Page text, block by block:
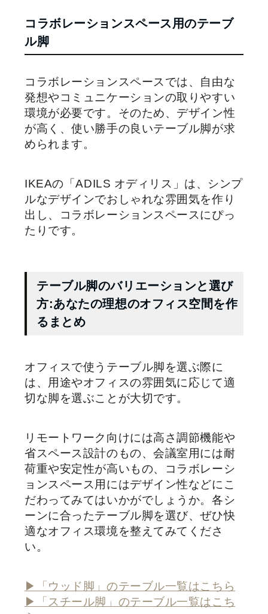
コラボレーションスペース用のテーブ
ル脚
コラボレーションスペースでは、自由な
発想やコミュニケーションの取りやすい
環境が必要です。そのため、デザイン性
が高く、使い勝手の良いテーブル脚が求
められます。
IKEAの「ADILS オディリス」は、シンプ
ルなデザインでおしゃれな雰囲気を作り
出し、コラボレーションスペースにぴっ
たりです。
テーブル脚のバリエーションと選び
方:あなたの理想のオフィス空間を作
るまとめ
オフィスで使うテーブル脚を選ぶ際に
は、用途やオフィスの雰囲気に応じて適
切な脚を選ぶことが大切です。
リモートワーク向けには高さ調節機能や
省スペース設計のもの、会議室用には耐
荷重や安定性が高いもの、コラボレーシ
ョンスペース用にはデザイン性などにこ
だわってみてはいかがでしょうか。各シ
ーンに合ったテーブル脚を選び、ぜひ快
適なオフィス環境を整えてみてくださ
い。
▶「ウッド脚」のテーブル一覧はこちら
▶「スチール脚」のテーブル一覧はこち